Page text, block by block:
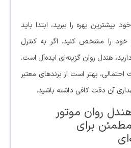
بیشترین بهره را ببرید، ابتدا باید
خود را مشخص کنید. اگر به کنترل
هندل روان گزینه‌ای ایده‌آل است.
احتمالی، بهتر است از برندهای معتبر
آن دقت کافی داشته باشید.
روان موتور
برای